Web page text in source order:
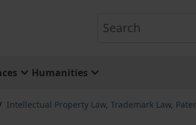
Humanities
Intellectual Property Law, Trademark Law,